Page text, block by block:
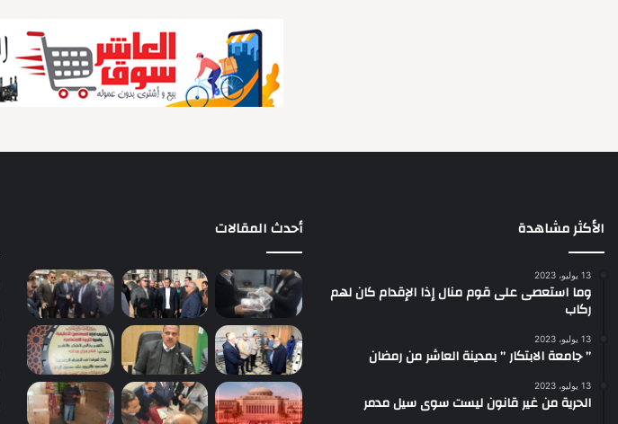
الأكثر مشاهدة
13 يوليو، 2023
وما استعصى على قوم منال إذا الإقدام كان لهم
ركاب
13 يوليو، 2023
” جامعة الابتكار ” بمدينة العاشر من رمضان
13 يوليو، 2023
الحرية من غير قانون ليست سوى سيل مدمر
أحدث المقالات